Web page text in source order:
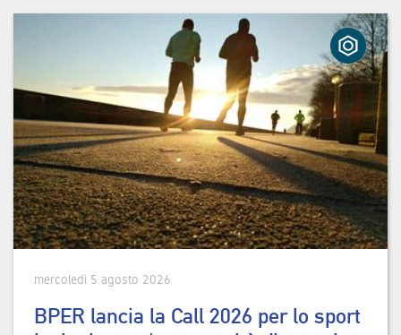
mercoledì 5 agosto 2026
BPER lancia la Call 2026 per lo sport